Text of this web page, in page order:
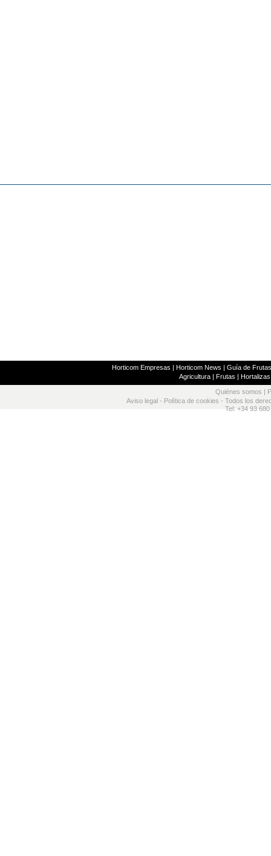
Horticom Empresas | Horticom News | Guía de
Agricultura| Frutas | Hortalizas
Quiénes somos
Aviso legal - Política de cookies - Todos los
Tel: +34 93